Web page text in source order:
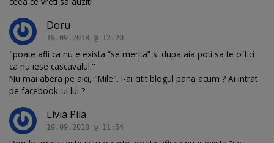
Doru
19.09.2018 @ 12:20
"poate afli ca nu e exista “se merita” si dupa aia poti sa te oftici
ca nu iese cascavalul."
Nu mai abera pe aici, "Mile". I-ai citit blogul pana acum ? Ai intrat
pe facebook-ul lui ?
Livia Pila
19.09.2018 @ 11:54